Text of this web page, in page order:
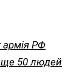
армія РФ
ще 50 людей